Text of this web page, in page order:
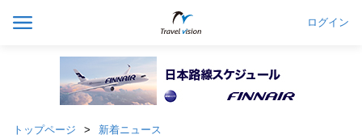
ログイン
トップページ 新着ニュース